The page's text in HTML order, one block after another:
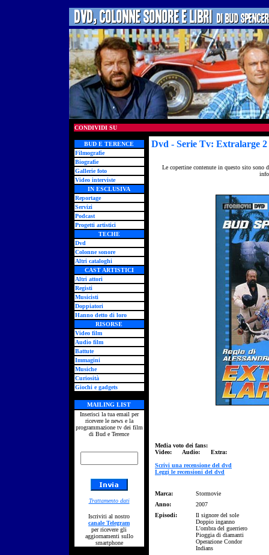
CONDIVIDI SU
BUD E TERENCE
Filmografie
Biografie
Gallerie foto
Video interviste
IN ESCLUSIVA
Reportage
Servizi
Podcast
Progetti artistici
TECHE
Dvd
Colonne sonore
Altri cataloghi
CAST ARTISTICI
Altri attori
Registi
Musicisti
Doppiatori
Hanno detto di loro
RISORSE
Video film
Audio film
Battute
Immagini
Musiche
Curiosità
Giochi e gadgets
MAILING LIST
Inserisci la tua email per
ricevere le news e la
programmazione tv dei film
di Bud e Terence
Trattamento dati
Iscriviti al nostro
canale Telegram
per ricevere gli
aggiornamenti sullo
smartphone
Dvd - Serie Tv: Extralarge 2
Le copertine contenute in questo sito
Media voto dei fans:
Video: Audio: Extra:
Scrivi una recensione del dvd
Leggi le recensioni del dvd
Marca:
Stormovie
Anno:
2007
Episodi:
Il signore del sole
Doppio inganno
L'ombra del guerriero
Pioggia di diamanti
Operazione Condor
Indians